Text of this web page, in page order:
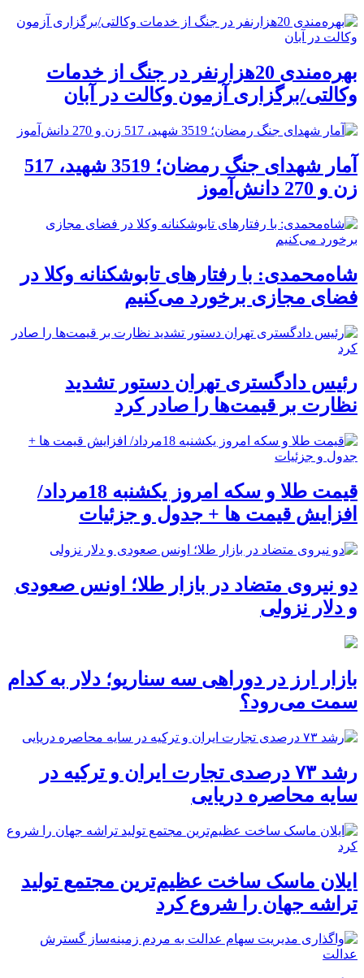
بهره‌مندی 20هزارنفر در جنگ از خدمات
وکالتی/برگزاری آزمون وکالت در آبان
آمار شهدای جنگ رمضان؛ 3519 شهید، 517
زن و 270 دانش‌آموز
شاه‌محمدی: با رفتارهای تابوشکنانه وکلا در
فضای مجازی برخورد می‌کنیم
رئیس دادگستری تهران دستور تشدید
نظارت بر قیمت‌ها را صادر کرد
قیمت طلا و سکه امروز یکشنبه 18مرداد/
افزایش قیمت ها + جدول و جزئیات
دو نیروی متضاد در بازار طلا؛ اونس صعودی
و دلار نزولی
بازار ارز در دوراهی سه سناریو؛ دلار به کدام
سمت می‌رود؟
رشد ۷۳ درصدی تجارت ایران و ترکیه در
سایه محاصره دریایی
ایلان ماسک ساخت عظیم‌ترین مجتمع تولید
تراشه جهان را شروع کرد